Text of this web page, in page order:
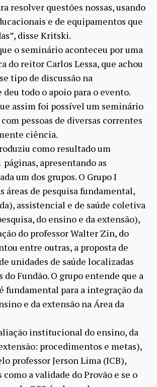
resolver questões nossas, usando
e de equipamentos que
disse Kritski.
o seminário aconteceu por uma
do reitor Carlos Lessa, que achou
tipo de discussão na
todo o apoio para o evento.
assim foi possível um seminário
pessoas de diversas correntes
ciência.
como resultado um
apresentando as
um dos grupos. O Grupo I
áreas de pesquisa fundamental,
assistencial e de saúde coletiva
do ensino e da extensão),
do professor Walter Zin, do
entre outras, a proposta de
unidades de saúde localizadas
do Fundão. O grupo entende que a
fundamental para a integração da
e da extensão na Área da
institucional do ensino, da
procedimentos e metas),
professor Jerson Lima (ICB),
a validade do Provão e se o